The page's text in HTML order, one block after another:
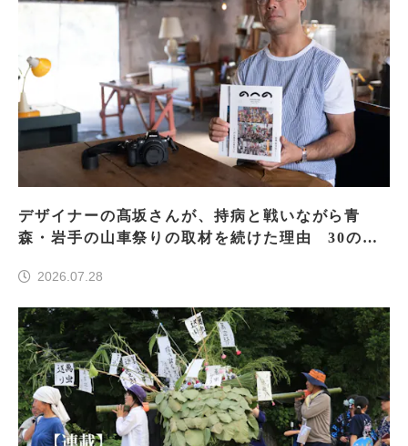
デザイナーの髙坂さんが、持病と戦いながら青
森・岩手の山車祭りの取材を続けた理由 30の山
2026.07.28